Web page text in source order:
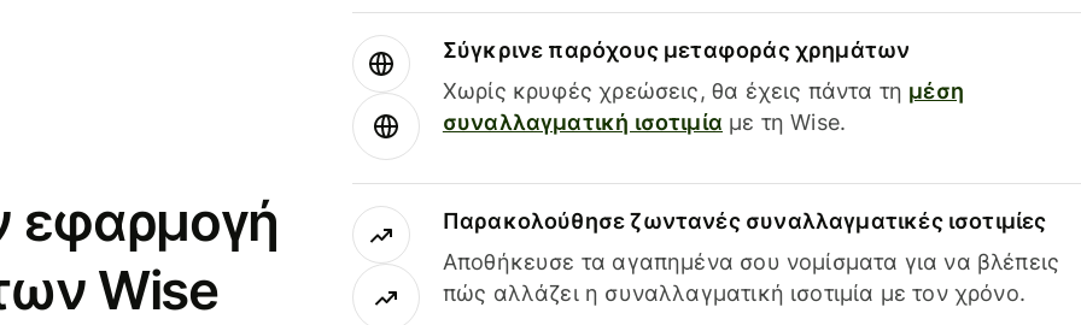
εφαρμογή
Wise
Σύγκρινε παρόχους μεταφοράς χρημάτων
Χωρίς κρυφές χρεώσεις, θα έχεις πάντα τη μέση
συναλλαγματική ισοτιμία με τη Wise.
Παρακολούθησε ζωντανές συναλλαγματικές ισοτιμίες
Αποθήκευσε τα αγαπημένα σου νομίσματα για να βλέπεις
πώς αλλάζει η συναλλαγματική ισοτιμία με τον χρόνο.